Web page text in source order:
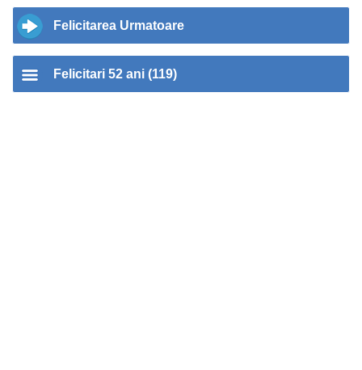
Felicitarea Urmatoare
Felicitari 52 ani (119)